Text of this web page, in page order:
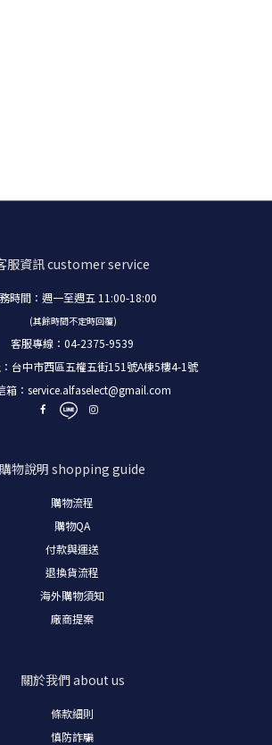
服資訊customer service
時間：週一至週五 11:00-18:00
(其餘時間不定時回覆)
客服專線：04-2375-9539
台中市西區五權五街151號A棟5樓4-1號
箱： service.alfaselect@gmail.com
購物說明 shopping guide
購物流程
購物QA
付款與運送
退換貨流程
海外購物須知
廠商提案
關於我們about us
條款細則
慎防詐騙